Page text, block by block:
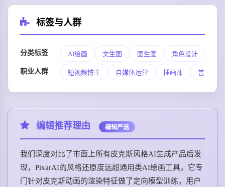
标签与人群
分类标签 AI绘画 文生图 图生图 角色设计
职业人群 短视频博主 自媒体运营 插画师 普通人
编辑推荐理由 编辑严选
我们深度对比了市面上所有皮克斯风格AI生成产品后发
现，PixarAI的风格还原度远超通用类AI绘画工具，它专
门针对皮克斯动画的渲染特征做了定向模型训练，用户